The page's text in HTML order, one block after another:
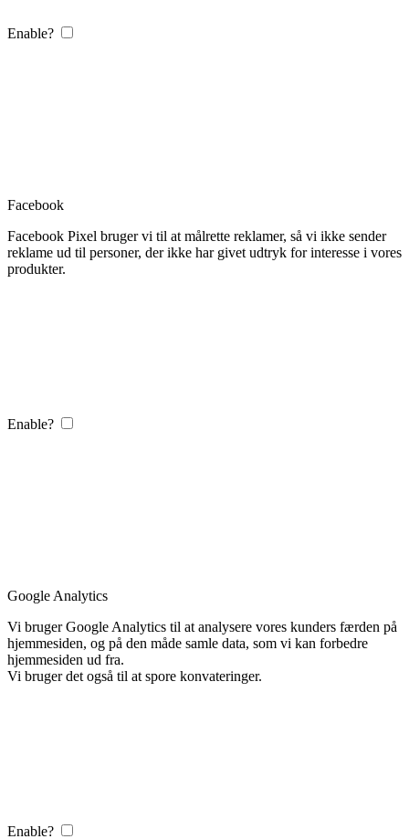
Enable?
Facebook
Facebook Pixel bruger vi til at målrette reklamer, så vi ikke sender
reklame ud til personer, der ikke har givet udtryk for interesse i vores
produkter.
Enable?
Google Analytics
Vi bruger Google Analytics til at analysere vores kunders færden på
hjemmesiden, og på den måde samle data, som vi kan forbedre
hjemmesiden ud fra.
Vi bruger det også til at spore konvateringer.
Enable?